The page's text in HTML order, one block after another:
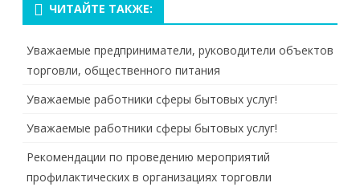
ЧИТАЙТЕ ТАКЖЕ:
Уважаемые предприниматели, руководители объектов
торговли, общественного питания
Уважаемые работники сферы бытовых услуг!
Уважаемые работники сферы бытовых услуг!
Рекомендации по проведению мероприятий
профилактических в организациях торговли